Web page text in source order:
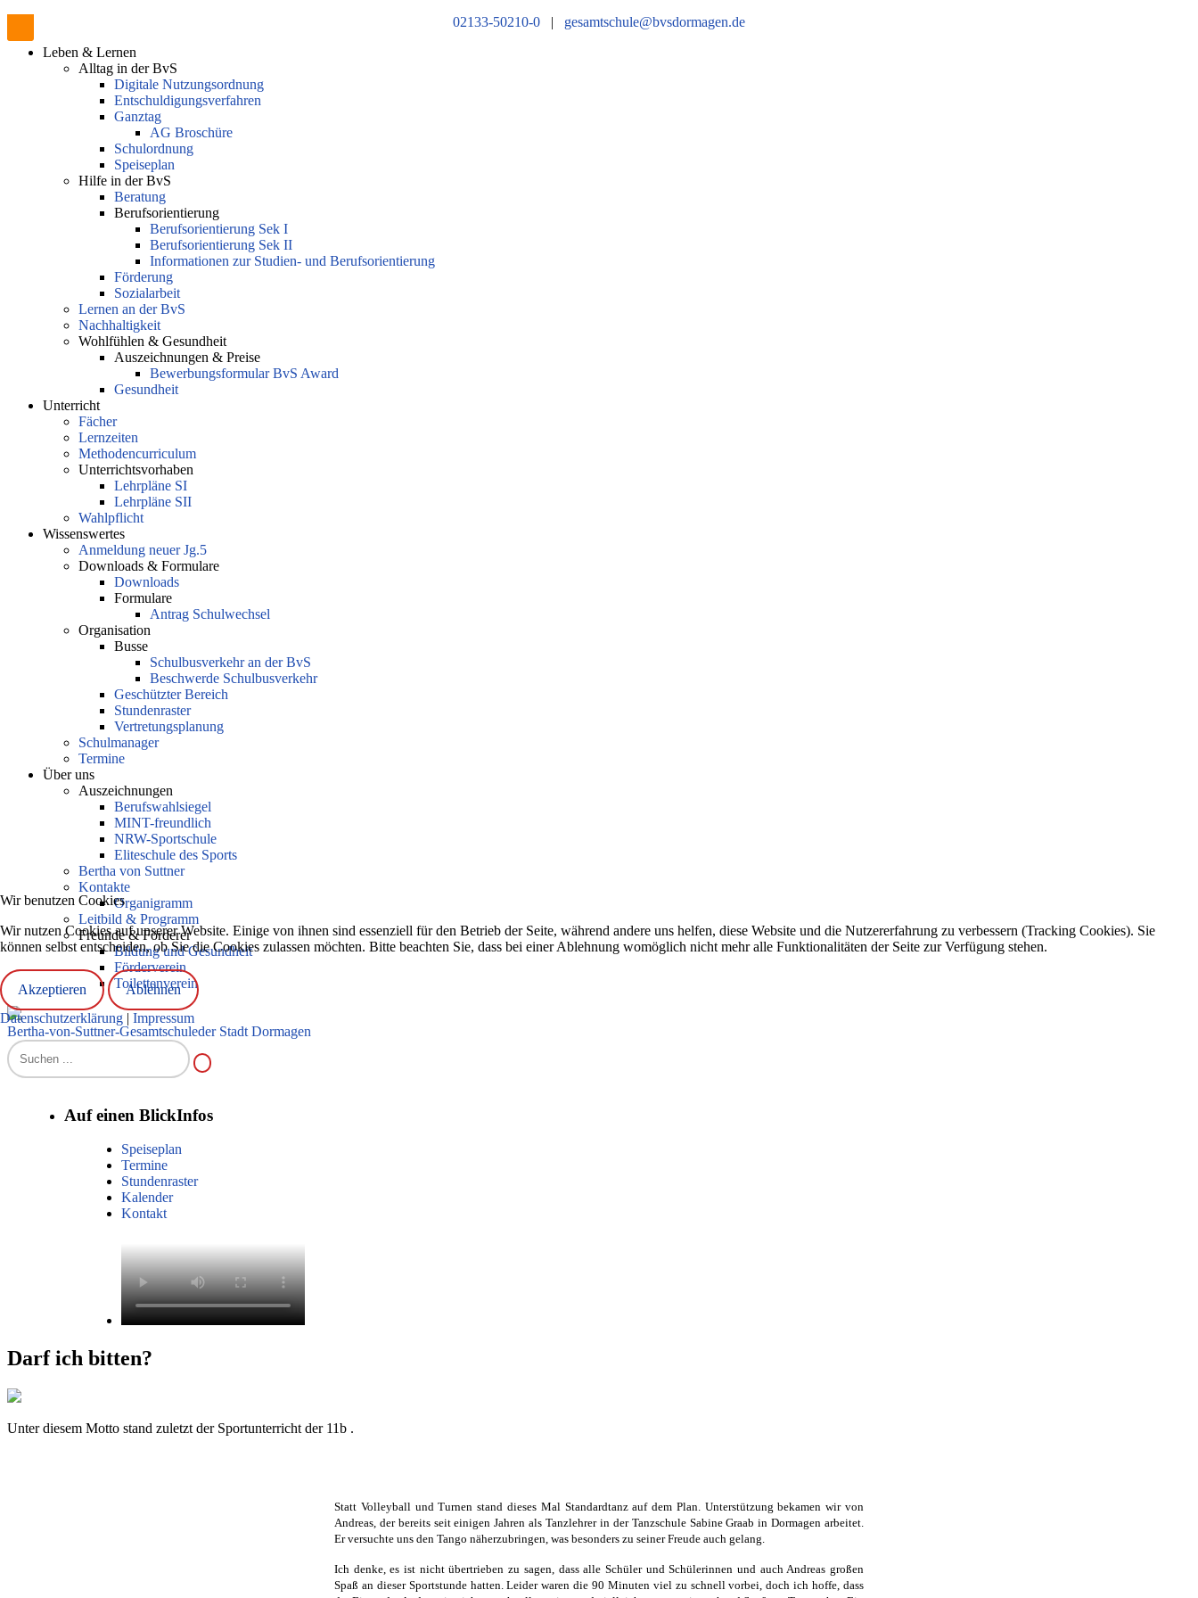
02133-50210-0 | gesamtschule@bvsdormagen.de
Leben & Lernen
Alltag in der BvS
Digitale Nutzungsordnung
Entschuldigungsverfahren
Ganztag
AG Broschüre
Schulordnung
Speiseplan
Hilfe in der BvS
Beratung
Berufsorientierung
Berufsorientierung Sek I
Berufsorientierung Sek II
Informationen zur Studien- und Berufsorientierung
Förderung
Sozialarbeit
Lernen an der BvS
Nachhaltigkeit
Wohlfühlen & Gesundheit
Auszeichnungen & Preise
Bewerbungsformular BvS Award
Gesundheit
Unterricht
Fächer
Lernzeiten
Methodencurriculum
Unterrichtsvorhaben
Lehrpläne SI
Lehrpläne SII
Wahlpflicht
Wissenswertes
Anmeldung neuer Jg.5
Downloads & Formulare
Downloads
Formulare
Antrag Schulwechsel
Organisation
Busse
Schulbusverkehr an der BvS
Beschwerde Schulbusverkehr
Geschützter Bereich
Stundenraster
Vertretungsplanung
Schulmanager
Termine
Über uns
Auszeichnungen
Berufswahlsiegel
MINT-freundlich
NRW-Sportschule
Eliteschule des Sports
Bertha von Suttner
Kontakte
Organigramm
Leitbild & Programm
Freunde & Förderer
Bildung und Gesundheit
Förderverein
Toilettenverein
Bertha-von-Suttner-Gesamtschuleder Stadt Dormagen
Auf einen BlickInfos
Speiseplan
Termine
Stundenraster
Kalender
Kontakt
Darf ich bitten?
Unter diesem Motto stand zuletzt der Sportunterricht der 11b .
Statt Volleyball und Turnen stand dieses Mal Standardtanz auf dem Plan. Unterstützung bekamen wir von
Andreas, der bereits seit einigen Jahren als Tanzlehrer in der Tanzschule Sabine Graab in Dormagen arbeitet.
Er versuchte uns den Tango näherzubringen, was besonders zu seiner Freude auch gelang.
Ich denke, es ist nicht übertrieben zu sagen, dass alle Schüler und Schülerinnen und auch Andreas großen
Spaß an dieser Sportstunde hatten. Leider waren die 90 Minuten viel zu schnell vorbei, doch ich hoffe, dass
Wir benutzen Cookies
Wir nutzen Cookies auf unserer Website. Einige von ihnen sind essenziell für den Betrieb der Seite, während andere uns helfen, diese Website und die Nutzererfahrung zu verbessern (Tracking Cookies). Sie
können selbst entscheiden, ob Sie die Cookies zulassen möchten. Bitte beachten Sie, dass bei einer Ablehnung womöglich nicht mehr alle Funktionalitäten der Seite zur Verfügung stehen.
Akzeptieren
Ablehnen
Datenschutzerklärung | Impressum